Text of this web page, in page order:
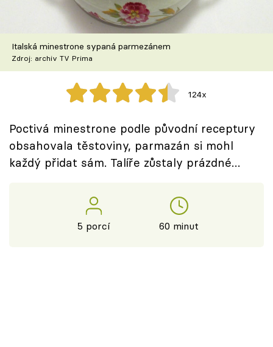
Škola vaření
Recepty z TV
Speciál: Cuketa
Těhotnej kuchař
Sledujte prima+
Přihlášení
Italská minestrone sypaná parmezánem
Zdroj: archiv TV Prima
124x
Poctivá minestrone podle původní receptury
obsahovala těstoviny, parmazán si mohl
každý přidat sám. Talíře zůstaly prázdné…
5 porcí 60 minut